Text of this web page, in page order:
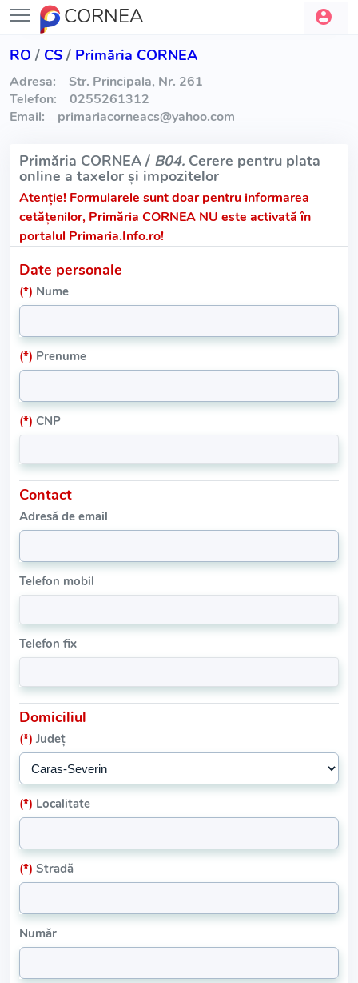
CORNEA
RO / CS / Primăria CORNEA
Adresa:
Str. Principala, Nr. 261
Telefon:
0255261312
Email:
primariacorneacs@yahoo.com
Primăria CORNEA / B04. Cerere pentru plata
online a taxelor și impozitelor
Atenție! Formularele sunt doar pentru informarea
cetățenilor, Primăria CORNEA NU este activată în
portalul Primaria.Info.ro!
Date personale
(*) Nume
(*) Prenume
(*) CNP
Contact
Adresă de email
Telefon mobil
Telefon fix
Domiciliul
(*) Județ
(*) Localitate
(*) Stradă
Număr